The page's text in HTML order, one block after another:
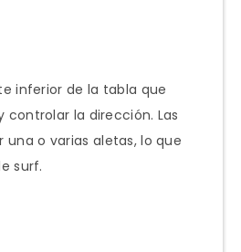
inferior de la tabla que
controlar la dirección. Las
o varias aletas, lo que
surf.